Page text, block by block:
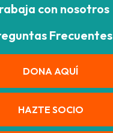
con nosotros
Frecuentes
DONA AQUÍ
HAZTE SOCIO